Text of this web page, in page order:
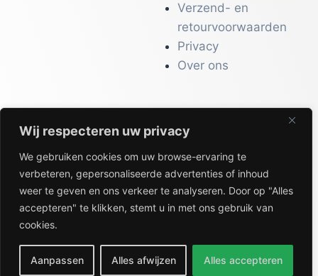
Wij respecteren uw privacy
We gebruiken cookies om uw browse-ervaring te
verbeteren, gepersonaliseerde advertenties of inhoud
weer te geven en ons verkeer te analyseren. Door op "Alles
accepteren" te klikken, stemt u in met ons gebruik van
cookies.
Aanpassen Alles afwijzen Alles accepteren
Verzend- en
retourvoorwaarden
Privacy
Over ons
CATALOGI
Workwear &
Veiligheid
Kantoor & Receptie
Gezondheid & Beauty
Keuken & Horeca